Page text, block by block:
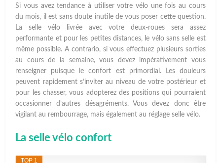
Si vous avez tendance à utiliser votre vélo une fois au cours
du mois, il est sans doute inutile de vous poser cette question.
La selle vélo livrée avec votre deux-roues sera assez
performante et pour les petites distances, le vélo sans selle est
même possible. A contrario, si vous effectuez plusieurs sorties
au cours de la semaine, vous devez impérativement vous
renseigner puisque le confort est primordial. Les douleurs
peuvent rapidement s’inviter au niveau de votre postérieur et
pour les chasser, vous adopterez des positions qui pourraient
occasionner d’autres désagréments. Vous devez donc être
vigilant au rembourrage, mais également au réglage selle vélo.
La selle vélo confort
TOP 1